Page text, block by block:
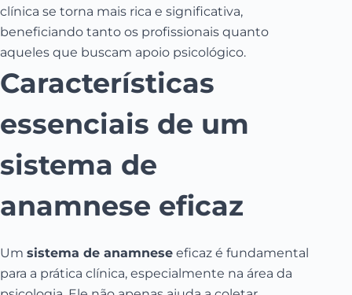
clínica se torna mais rica e significativa,
beneficiando tanto os profissionais quanto
aqueles que buscam apoio psicológico.
Características
essenciais de um
sistema de
anamnese eficaz
Um sistema de anamnese eficaz é fundamental
para a prática clínica, especialmente na área da